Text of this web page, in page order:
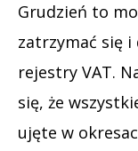
Grudzień to
zatrzymać się i
rejestry VAT.
się, że
ujęte w